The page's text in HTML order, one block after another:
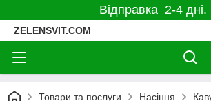
Відправка 2-4 дні.
ZELENSVIT.COM
Товари та послуги Насіння